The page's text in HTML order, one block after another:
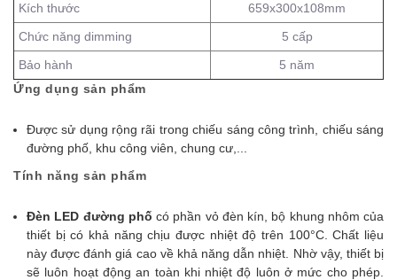
Kích thước
659x300x108mm
Chức năng dimming
5 cấp
Bảo hành
5 năm
Ứng dụng sản phẩm
Được sử dụng rộng rãi trong chiếu sáng công trình, chiếu sáng
đường phố, khu công viên, chung cư,...
Tính năng sản phẩm
Đèn LED đường phố có phần vỏ đèn kín, bộ khung nhôm của
thiết bị có khả năng chịu được nhiệt độ trên 100°C. Chất liệu
này được đánh giá cao về khả năng dẫn nhiệt. Nhờ vậy, thiết bị
sẽ luôn hoạt động an toàn khi nhiệt độ luôn ở mức cho phép.